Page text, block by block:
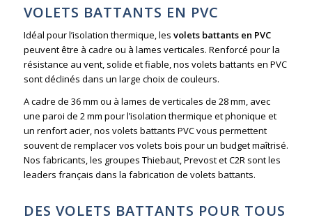
VOLETS BATTANTS EN PVC
Idéal pour l’isolation thermique, les volets battants en PVC
peuvent être à cadre ou à lames verticales. Renforcé pour la
résistance au vent, solide et fiable, nos volets battants en PVC
sont déclinés dans un large choix de couleurs.
A cadre de 36 mm ou à lames de verticales de 28 mm, avec
une paroi de 2 mm pour l’isolation thermique et phonique et
un renfort acier, nos volets battants PVC vous permettent
souvent de remplacer vos volets bois pour un budget maîtrisé.
Nos fabricants, les groupes Thiebaut, Prevost et C2R sont les
leaders français dans la fabrication de volets battants.
DES VOLETS BATTANTS POUR TOUS